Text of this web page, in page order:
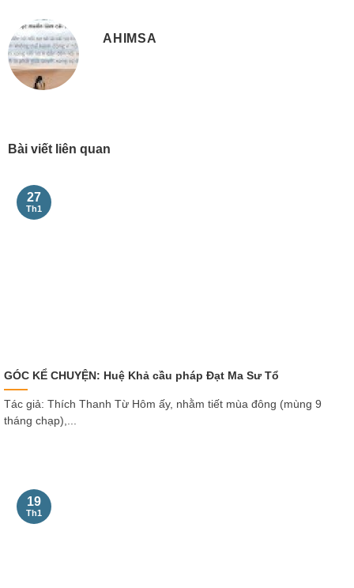
AHIMSA
Bài viết liên quan
GÓC KỂ CHUYỆN: Huệ Khả cầu pháp Đạt Ma Sư Tổ
Tác giả: Thích Thanh Từ Hôm ấy, nhằm tiết mùa đông (mùng 9
tháng chạp),...
27
Th1
19
Th1